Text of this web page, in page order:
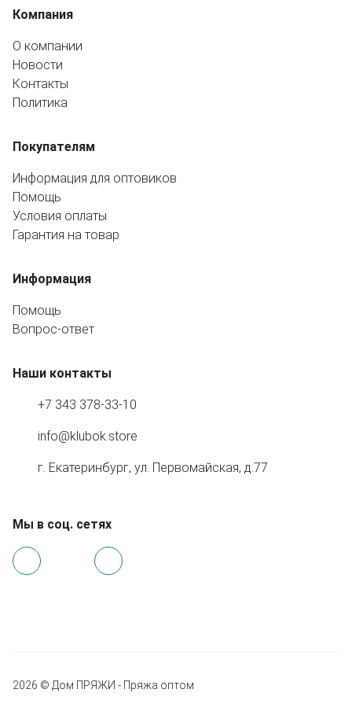
Компания
О компании
Новости
Контакты
Политика
Покупателям
Информация для оптовиков
Помощь
Условия оплаты
Гарантия на товар
Информация
Помощь
Вопрос-ответ
Наши контакты
+7 343 378-33-10
info@klubok.store
г. Екатеринбург, ул. Первомайская, д.77
Мы в соц. сетях
2026 © Дом ПРЯЖИ - Пряжа оптом